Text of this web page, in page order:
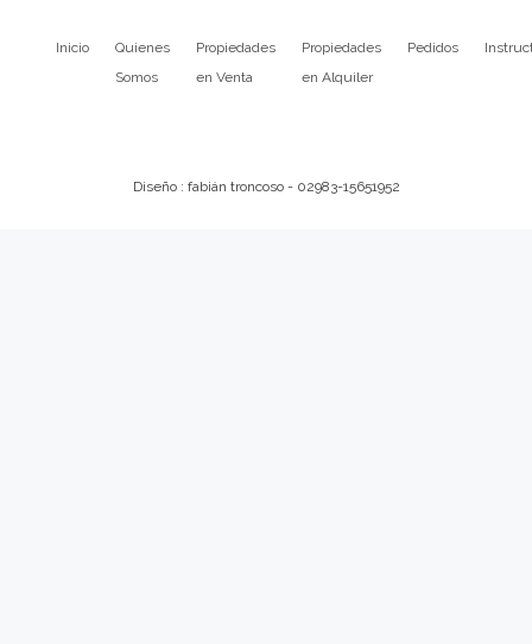
Inicio
Quienes
Somos
Propiedades
en Venta
Propiedades
en Alquiler
Pedidos
Diseño : fabián troncoso - 02983-15651952